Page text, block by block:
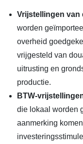
Vrijstellingen van
worden
overheid
vrijgesteld van
uitrusting en
productie.
BTW-
die lokaal worden
aanmerking